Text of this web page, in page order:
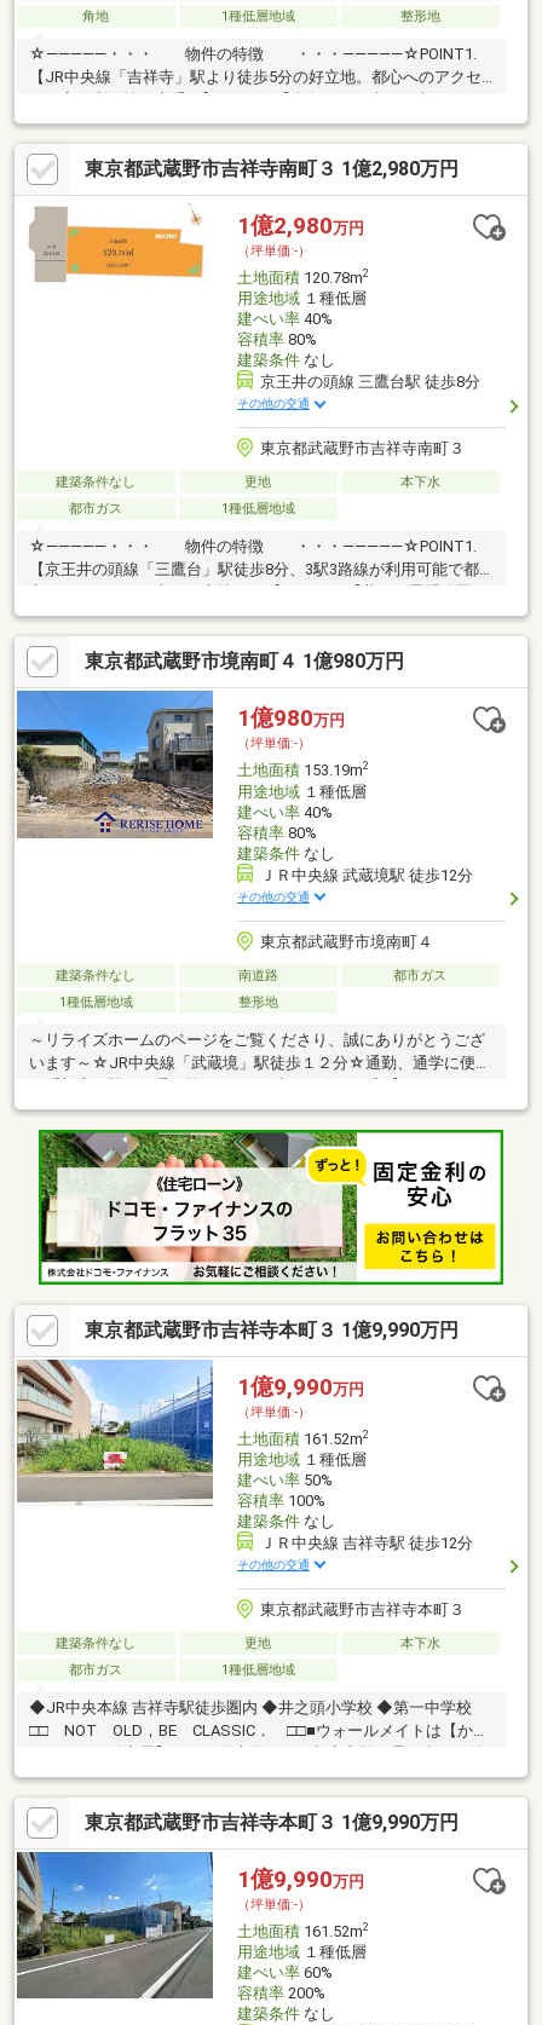
角地 1種低層地域 整形地
☆―――――・・・ 物件の特徴 ・・・―――――☆POINT1.
【JR中央線「吉祥寺」駅より徒歩5分の好立地。都心へのアクセ
坪の更地。開放感ある角地で、自由度の高い建築が可能です。】
POINT3.【西側約5.4mの公道に接面。第1種低層住居専用地域内の
ため、落ち着いた住環境です。】POINT4.【武蔵野市吉祥寺南町
の希少な資産。確定実測済みで、注文住宅の計画もスムーズに進
みます。】お問合せは【0120-981-940☆―――――・・・
―☆― ・・・―――――☆
東京都武蔵野市吉祥寺南町３ 1億2,980万円
1億2,980万円
（坪単価:-）
土地面積120.78m2
用途地域１種低層
建ぺい率40%
容積率80%
建築条件なし
京王井の頭線 三鷹台駅 徒歩8分
その他の交通
東京都武蔵野市吉祥寺南町３
建築条件なし 更地
本下水
都市ガス
1種低層地域
☆―――――・・・ 物件の特徴 ・・・―――――☆POINT1.
【京王井の頭線「三鷹台」駅徒歩8分、3駅3路線が利用可能で都
で徒歩5分！自然を身近に感じられる閑静なエリアで、ゆとりある
暮らしを実現。】POINT3.【約36.53坪の平坦地。前面道路は約
4.9mと広く、間口も約6.7mあり開放感があります！】POINT4.
【建築条件無し！お好きなハウスメーカーや工務店で、こだわり
の注文住宅を建築可能です♪】☆―――――・・・
―☆― ・・・―――――☆
東京都武蔵野市境南町４ 1億980万円
1億980万円
（坪単価:-）
土地面積153.19m2
用途地域１種低層
建ぺい率40%
容積率80%
建築条件なし
ＪＲ中央線 武蔵境駅 徒歩12分
その他の交通
東京都武蔵野市境南町４
建築条件なし 南道路
都市ガス
1種低層地域
整形地
～リライズホームのページをご覧くださり、誠にありがとうござ
います～☆JR中央線「武蔵境」駅徒歩１２分☆通勤、通学に便利
な「新宿」駅まで乗り換えなしで1本のアクセス◎【Planning
Point】◆建築条件無し売地♪憧れのハウスメーカーで建築できま
す◆陽当たりに恵まれたロケーションです◆希少性の高い南道路
に接道。間口も9mある為注文住宅向き♪【周辺環境】◇グルメシ
ティ…徒歩7分◇セブンイレブン…徒歩6分◇クリエイトエス・デ
ィー…徒歩7分◇武蔵野市立境南小学校…徒歩16分『詳しい資料の
ご請求』のみでも大歓迎です！ご見学のご希望など、ぜひお気軽
にお問合せください♪
東京都武蔵野市吉祥寺本町３ 1億9,990万円
1億9,990万円
（坪単価:-）
土地面積161.52m2
用途地域１種低層
建ぺい率50%
容積率100%
建築条件なし
ＪＲ中央線 吉祥寺駅 徒歩12分
その他の交通
東京都武蔵野市吉祥寺本町３
建築条件なし 更地
本下水
都市ガス
1種低層地域
◆JR中央本線 吉祥寺駅徒歩圏内 ◆井之頭小学校 ◆第一中学校
□□ NOT OLD，BE CLASSIC． □□■ウォールメイトは【かか
束いたします■城西エリアに特化した情報網を駆使し、最良の不
動産をご提案■住宅ローンシュミレーション無料相談会 毎日随
時開催中■ウォールメイトオリジナルの住宅購入・住替え等につ
いて分かりやすく解説したガイドブックをご希望者様に【無料プ
レゼント】～弊社ホームページ～https://wallmate.co.jp/～
東京都武蔵野市吉祥寺本町３ 1億9,990万円
1億9,990万円
（坪単価:-）
土地面積161.52m2
用途地域１種低層
建ぺい率60%
容積率200%
建築条件なし